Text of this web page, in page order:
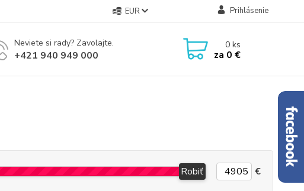
EUR Prihlásenie
Neviete si rady? Zavolajte.
+421 940 949 000
0ks
za 0 €
Robiť €